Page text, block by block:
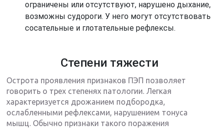
ограничены или отсутствуют, нарушено дыхание,
возможны судороги. У него могут отсутствовать
сосательные и глотательные рефлексы.
Степени тяжести
Острота проявления признаков ПЭП позволяет
говорить о трех степенях патологии. Легкая
характеризуется дрожанием подбородка,
ослабленными рефлексами, нарушением тонуса
мышц. Обычно признаки такого поражения